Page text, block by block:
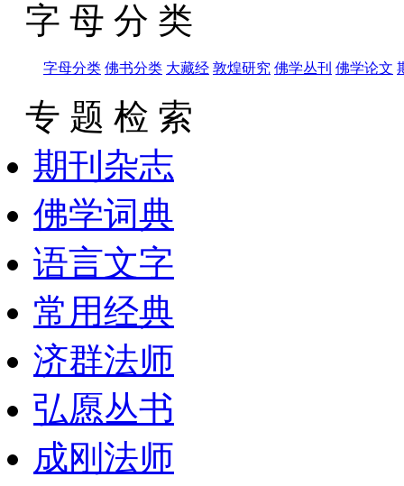
字 母 分 类
字母分类 佛书分类 大藏经 敦煌研究 佛学丛刊 佛学论文
专 题 检 索
期刊杂志
佛学词典
语言文字
常用经典
济群法师
弘愿丛书
成刚法师